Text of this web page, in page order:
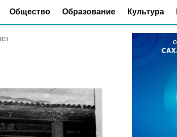
Общество Образование Культура